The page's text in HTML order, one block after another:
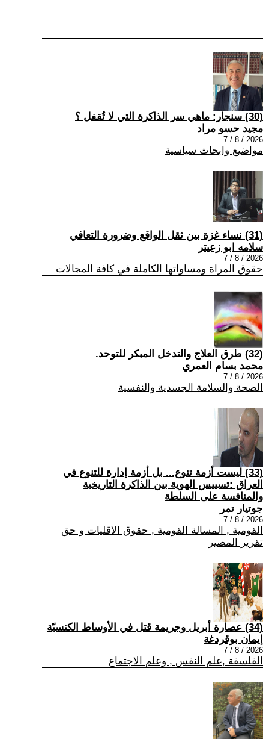
(30) سنجار: ماهي سر الذاكرة التي لا تُقفل ؟
مجيد حسو مراد
2026 / 8 / 7
مواضيع وابحاث سياسية
(31) نساء غزة بين ثقل الواقع وضرورة التعافي
سلامه ابو زعيتر
2026 / 8 / 7
حقوق المراة ومساواتها الكاملة في كافة المجالات
(32) طرق العلاج والتدخل المبكر للتوحد.
محمد بسام العمري
2026 / 8 / 7
الصحة والسلامة الجسدية والنفسية
(33) ليست أزمة تنوع... بل أزمة إدارة للتنوع في
العراق :تسييس الهوية بين الذاكرة التاريخية
والمنافسة على السلطة
جوتيار تمر
2026 / 8 / 7
القومية , المسالة القومية , حقوق الاقليات و حق
تقرير المصير
(34) عصارة أبريل وجريمة قتل في الأوساط الكنسيّة
إيمان بوقردغة
2026 / 8 / 7
الفلسفة ,علم النفس , وعلم الاجتماع